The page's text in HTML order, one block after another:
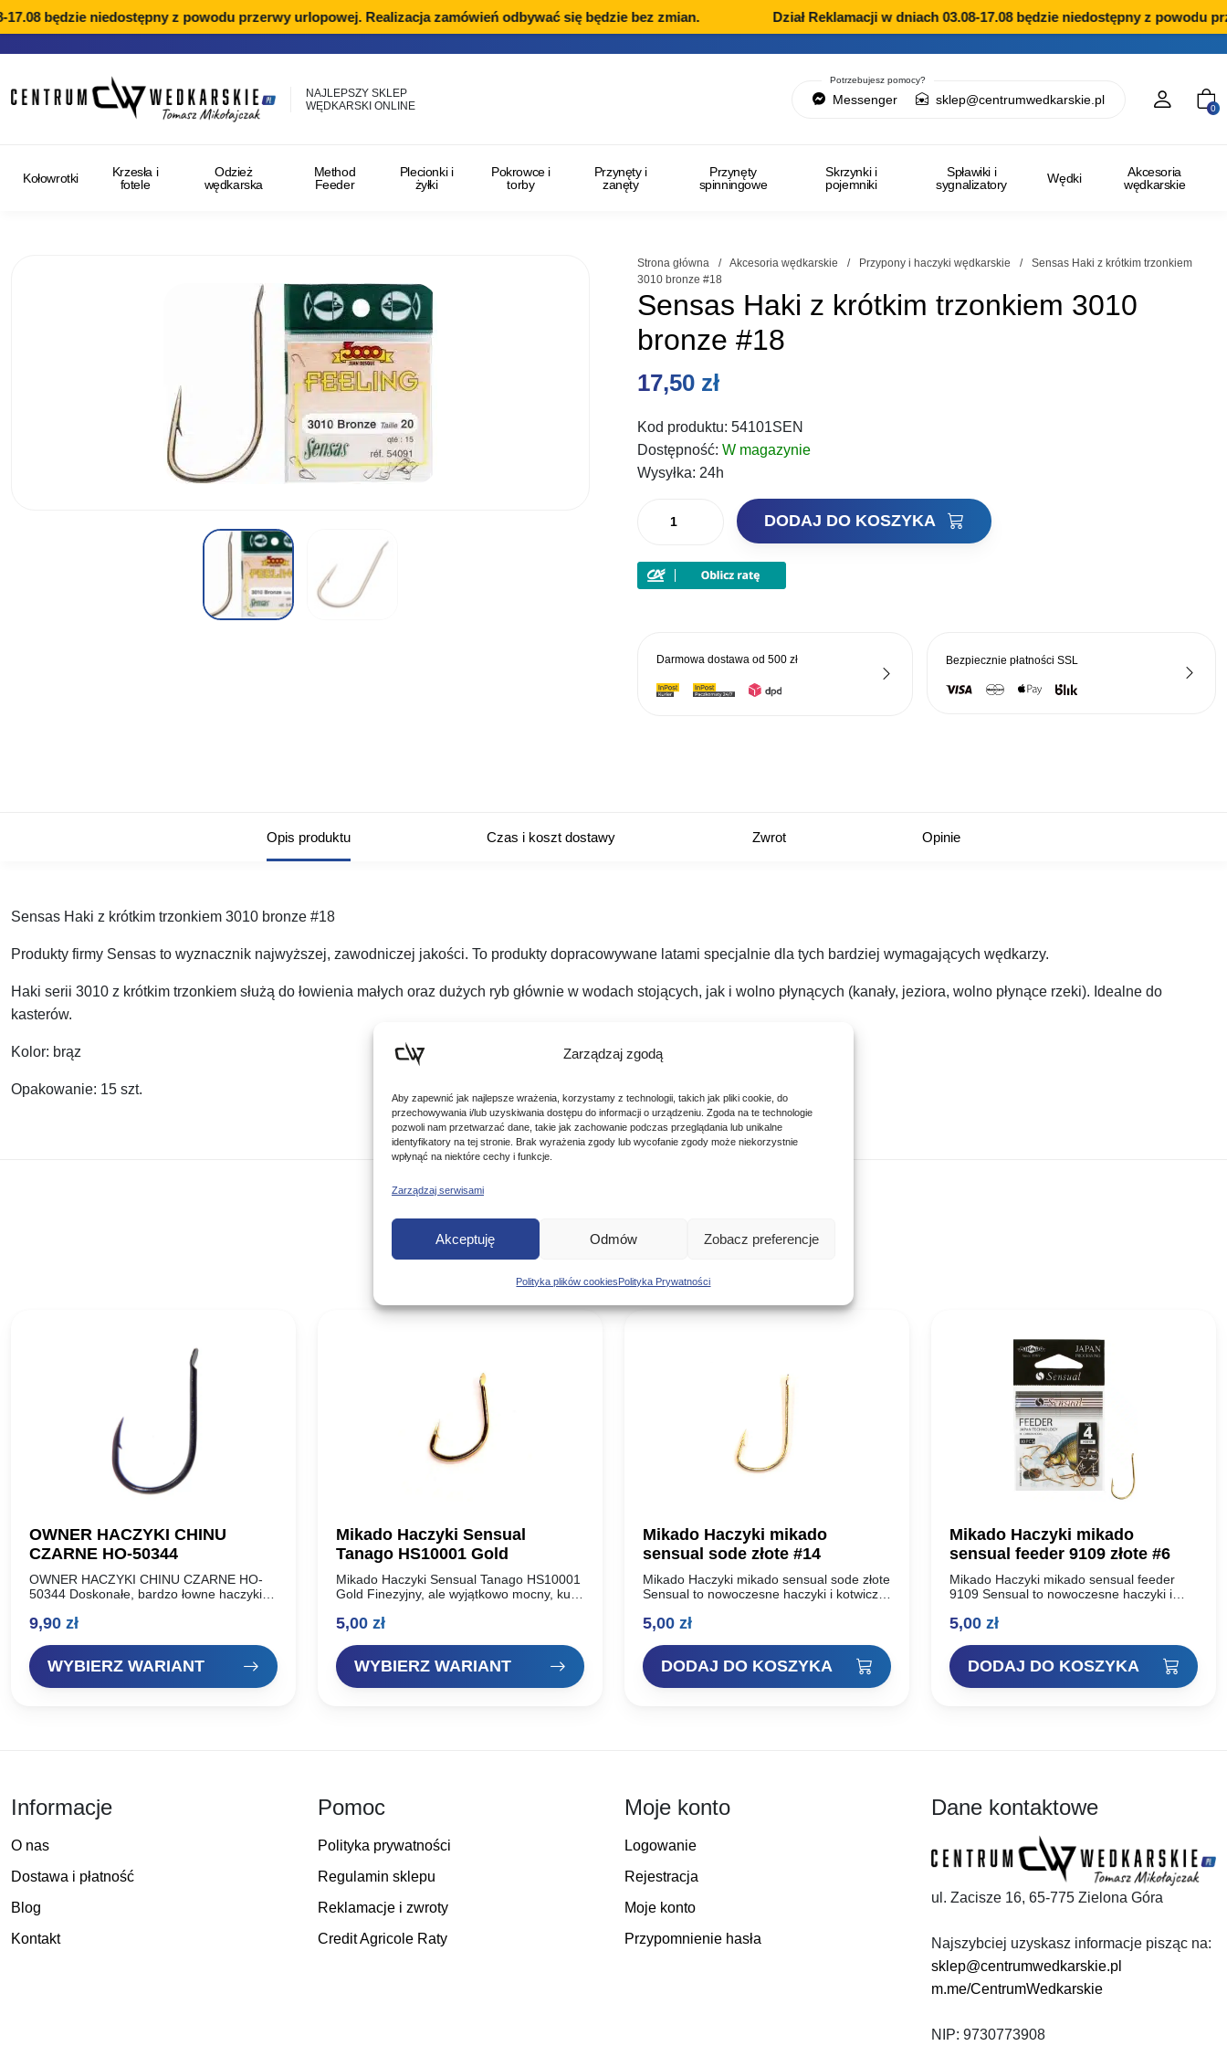
Zarządzaj zgodą
Aby zapewnić jak najlepsze wrażenia, korzystamy z technologii, takich jak pliki cookie, do
przechowywania i/lub uzyskiwania dostępu do informacji o urządzeniu. Zgoda na te technologie
pozwoli nam przetwarzać dane, takie jak zachowanie podczas przeglądania lub unikalne
identyfikatory na tej stronie. Brak wyrażenia zgody lub wycofanie zgody może niekorzystnie
wpłynąć na niektóre cechy i funkcje.
Zarządzaj serwisami
Akceptuję Odmów Zobacz preferencje
Polityka plików cookiesPolityka Prywatności
będzie niedostępny z powodu przerwy urlopowej. Realizacja zamówień odbywać się będzie bez zmian. Dział Reklamacji w dniach 03.08-17.08 będzie niedostępny z powodu
NAJLEPSZY SKLEP
WĘDKARSKI ONLINE
Potrzebujesz pomocy?
Messenger sklep@centrumwedkarskie.pl
0
Kołowrotki
Krzesła i
fotele
Odzież
wędkarska
Method
Feeder
Plecionki i
żyłki
Pokrowce i
torby
Przynęty i
zanęty
Przynęty
spinningowe
Skrzynki i
pojemniki
Spławiki i
sygnalizatory
Wędki
Akcesoria
wędkarskie
Strona główna / Akcesoria wędkarskie / Przypony i haczyki wędkarskie /
Sensas Haki z krótkim trzonkiem
3010 bronze #18
Sensas Haki z krótkim trzonkiem 3010
bronze #18
17,50 zł
Kod produktu:54101SEN
Dostępność:W magazynie
Wysyłka:24h
Sensas
bronze
#18
DODAJ DO KOSZYKA
Darmowa dostawa od500 zł Bezpiecznie płatnościSSL
Opis produktu Czas i koszt dostawy Zwrot Opinie
Sensas Haki z krótkim trzonkiem 3010 bronze #18
Produkty firmy Sensas to wyznacznik najwyższej, zawodniczej jakości. To produkty dopracowywane latami specjalnie dla tych bardziej wymagających wędkarzy.
Haki serii 3010 z krótkim trzonkiem służą do łowienia małych oraz dużych ryb głównie w wodach stojących, jak i wolno płynących (kanały, jeziora, wolno płynące rzeki). Idealne do
kasterów.
Kolor: brąz
Opakowanie: 15 szt.
Podobne produkty
Poznaj podobne produkty, które mogą Ci się spodobać
OWNER HACZYKI CHINU
CZARNE HO-50344
OWNER HACZYKI CHINU CZARNE HO-
50344 Doskonałe, bardzo łowne haczyki z
Polecamy do łowienia na ziarna kukurydzy,
9,90 zł
WYBIERZ WARIANT
Mikado Haczyki Sensual
Tanago HS10001 Gold
Mikado Haczyki Sensual Tanago HS10001
Gold Finezyjny, ale wyjątkowo mocny, kuty
średnich i większych ryb na delikatne
5,00 zł
WYBIERZ WARIANT
Mikado Haczyki mikado
sensual sode złote #14
Mikado Haczyki mikado sensual sode złote
Sensual to nowoczesne haczyki i kotwiczki
uszlachetnionej stali węglowej. Dzięki
Mechanicznej…
5,00 zł
DODAJ DO KOSZYKA
Mikado Haczyki mikado
sensual feeder 9109 złote #6
Mikado Haczyki mikado sensual feeder
9109 Sensual to nowoczesne haczyki i
uszlachetnionej stali węglowej. Dzięki
Mechanicznej…
5,00 zł
DODAJ DO KOSZYKA
Informacje
O nas
Dostawa i płatność
Blog
Kontakt
Pomoc
Polityka prywatności
Regulamin sklepu
Reklamacje i zwroty
Credit Agricole Raty
Moje konto
Logowanie
Rejestracja
Moje konto
Przypomnienie hasła
Dane kontaktowe
ul. Zacisze 16, 65-775 Zielona Góra
Najszybciej uzyskasz informacje pisząc na:
sklep@centrumwedkarskie.pl
m.me/CentrumWedkarskie
NIP: 9730773908